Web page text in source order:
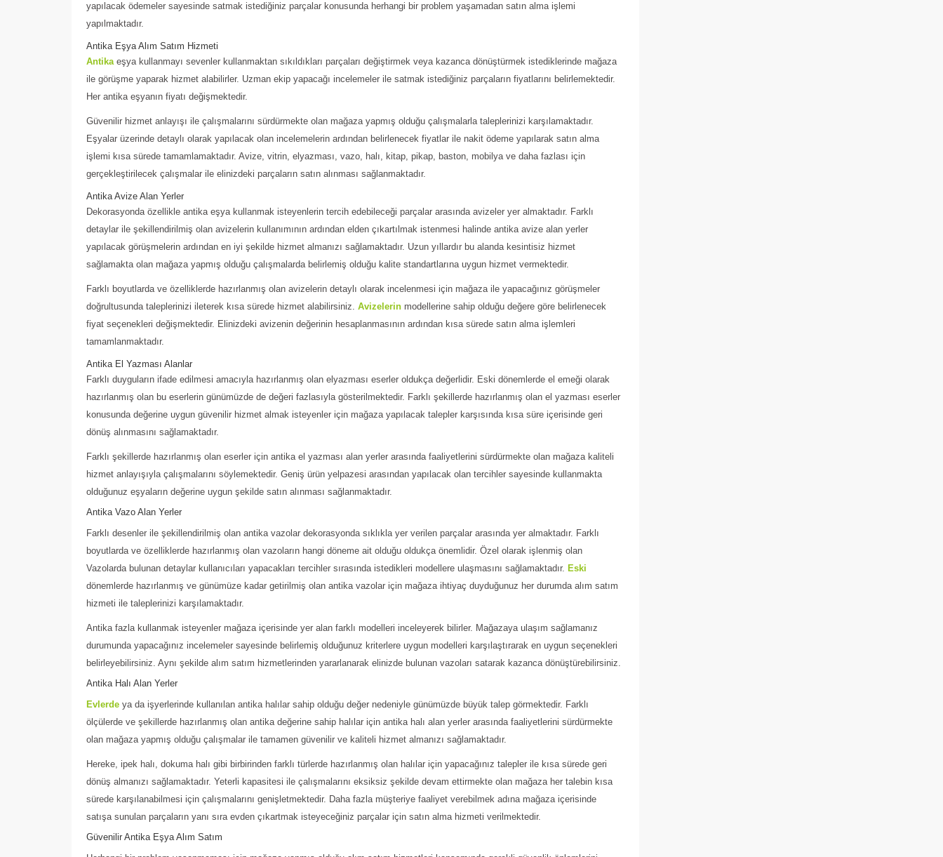
yapılacak ödemeler sayesinde satmak istediğiniz parçalar konusunda herhangi bir problem yaşamadan satın alma işlemi
yapılmaktadır.
Antika Eşya Alım Satım Hizmeti
Antikaeşya kullanmayı sevenler kullanmaktan sıkıldıkları parçaları değiştirmek veya kazanca dönüştürmek istediklerinde mağaza
ile görüşme yaparak hizmet alabilirler. Uzman ekip yapacağı incelemeler ile satmak istediğiniz parçaların fiyatlarını belirlemektedir.
Her antika eşyanın fiyatı değişmektedir.
Güvenilir hizmet anlayışı ile çalışmalarını sürdürmekte olan mağaza yapmış olduğu çalışmalarla taleplerinizi karşılamaktadır.
Eşyalar üzerinde detaylı olarak yapılacak olan incelemelerin ardından belirlenecek fiyatlar ile nakit ödeme yapılarak satın alma
işlemi kısa sürede tamamlamaktadır. Avize, vitrin, elyazması, vazo, halı, kitap, pikap, baston, mobilya ve daha fazlası için
gerçekleştirilecek çalışmalar ile elinizdeki parçaların satın alınması sağlanmaktadır.
Antika Avize Alan Yerler
Dekorasyonda özellikle antika eşya kullanmak isteyenlerin tercih edebileceği parçalar arasında avizeler yer almaktadır. Farklı
detaylar ile şekillendirilmiş olan avizelerin kullanımının ardından elden çıkartılmak istenmesi halinde antika avize alan yerler
yapılacak görüşmelerin ardından en iyi şekilde hizmet almanızı sağlamaktadır. Uzun yıllardır bu alanda kesintisiz hizmet
sağlamakta olan mağaza yapmış olduğu çalışmalarda belirlemiş olduğu kalite standartlarına uygun hizmet vermektedir.
Farklı boyutlarda ve özelliklerde hazırlanmış olan avizelerin detaylı olarak incelenmesi için mağaza ile yapacağınız görüşmeler
doğrultusunda taleplerinizi ileterek kısa sürede hizmet alabilirsiniz. Avizelerin modellerine sahip olduğu değere göre belirlenecek
fiyat seçenekleri değişmektedir. Elinizdeki avizenin değerinin hesaplanmasının ardından kısa sürede satın alma işlemleri
tamamlanmaktadır.
Antika El Yazması Alanlar
Farklı duyguların ifade edilmesi amacıyla hazırlanmış olan elyazması eserler oldukça değerlidir. Eski dönemlerde el emeği olarak
hazırlanmış olan bu eserlerin günümüzde de değeri fazlasıyla gösterilmektedir. Farklı şekillerde hazırlanmış olan el yazması eserler
konusunda değerine uygun güvenilir hizmet almak isteyenler için mağaza yapılacak talepler karşısında kısa süre içerisinde geri
dönüş alınmasını sağlamaktadır.
Farklı şekillerde hazırlanmış olan eserler için antika el yazması alan yerler arasında faaliyetlerini sürdürmekte olan mağaza kaliteli
hizmet anlayışıyla çalışmalarını söylemektedir. Geniş ürün yelpazesi arasından yapılacak olan tercihler sayesinde kullanmakta
olduğunuz eşyaların değerine uygun şekilde satın alınması sağlanmaktadır.
Antika Vazo Alan Yerler
Farklı desenler ile şekillendirilmiş olan antika vazolar dekorasyonda sıklıkla yer verilen parçalar arasında yer almaktadır. Farklı
boyutlarda ve özelliklerde hazırlanmış olan vazoların hangi döneme ait olduğu oldukça önemlidir. Özel olarak işlenmiş olan
Vazolarda bulunan detaylar kullanıcıları yapacakları tercihler sırasında istedikleri modellere ulaşmasını sağlamaktadır. Eski
dönemlerde hazırlanmış ve günümüze kadar getirilmiş olan antika vazolar için mağaza ihtiyaç duyduğunuz her durumda alım satım
hizmeti ile taleplerinizi karşılamaktadır.
Antika fazla kullanmak isteyenler mağaza içerisinde yer alan farklı modelleri inceleyerek bilirler. Mağazaya ulaşım sağlamanız
durumunda yapacağınız incelemeler sayesinde belirlemiş olduğunuz kriterlere uygun modelleri karşılaştırarak en uygun seçenekleri
belirleyebilirsiniz. Aynı şekilde alım satım hizmetlerinden yararlanarak elinizde bulunan vazoları satarak kazanca dönüştürebilirsiniz.
Antika Halı Alan Yerler
Evlerde ya da işyerlerinde kullanılan antika halılar sahip olduğu değer nedeniyle günümüzde büyük talep görmektedir. Farklı
ölçülerde ve şekillerde hazırlanmış olan antika değerine sahip halılar için antika halı alan yerler arasında faaliyetlerini sürdürmekte
olan mağaza yapmış olduğu çalışmalar ile tamamen güvenilir ve kaliteli hizmet almanızı sağlamaktadır.
Hereke, ipek halı, dokuma halı gibi birbirinden farklı türlerde hazırlanmış olan halılar için yapacağınız talepler ile kısa sürede geri
dönüş almanızı sağlamaktadır. Yeterli kapasitesi ile çalışmalarını eksiksiz şekilde devam ettirmekte olan mağaza her talebin kısa
sürede karşılanabilmesi için çalışmalarını genişletmektedir. Daha fazla müşteriye faaliyet verebilmek adına mağaza içerisinde
satışa sunulan parçaların yanı sıra evden çıkartmak isteyeceğiniz parçalar için satın alma hizmeti verilmektedir.
Güvenilir Antika Eşya Alım Satım